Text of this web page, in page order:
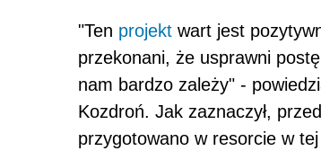
"Ten projekt wart jest
przekonani, że usprawni
nam bardzo zależy" -
Kozdroń. Jak zaznaczył,
przygotowano w resorcie w